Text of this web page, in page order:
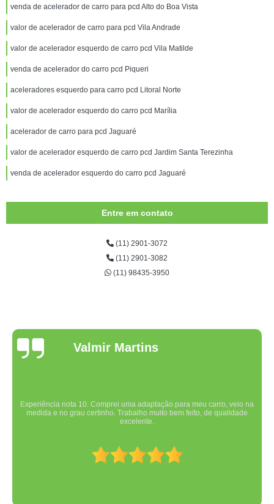
venda de acelerador de carro para pcd Alto do Boa Vista
valor de acelerador de carro para pcd Vila Andrade
valor de acelerador esquerdo de carro pcd Vila Matilde
venda de acelerador do carro pcd Piqueri
aceleradores esquerdo para carro pcd Litoral Norte
valor de acelerador esquerdo do carro pcd Marília
acelerador de carro para pcd Jaguaré
valor de acelerador esquerdo de carro pcd Jardim Santa Terezinha
venda de acelerador esquerdo do carro pcd Jaguaré
Entre em contato
(11) 2901-3072
(11) 2901-3082
(11) 98435-3950
Valmir Martins
Experiência nota 10. Comprei uma adaptação para meu carro, veio na
medida e no grau certinho. Trabalho muito bem feito, de qualidade
excelente.